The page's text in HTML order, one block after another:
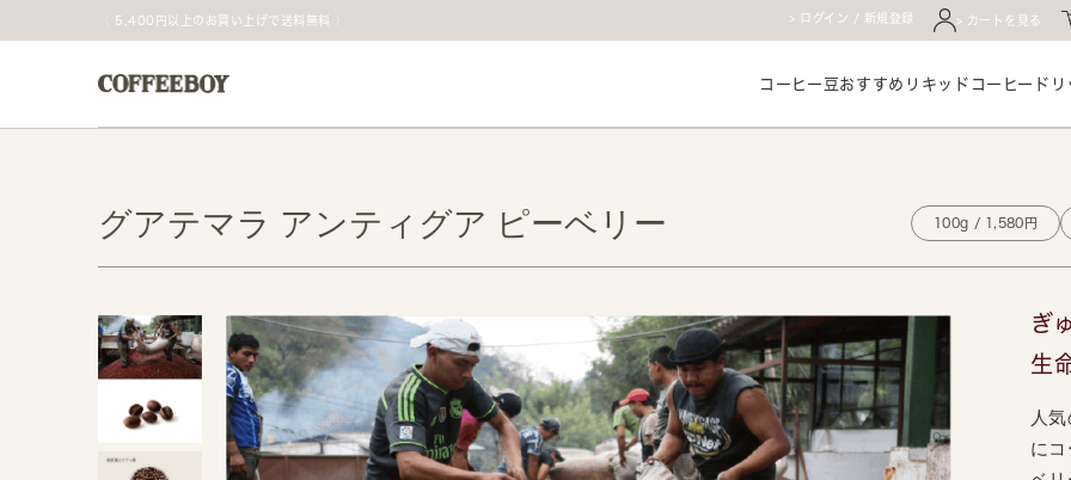
5,400円以上のお買い上げで送料無料 ログイン / 新規登録 カートを見る
コーヒー豆おすすめ リキッドコーヒー ド
グアテマラ アンティグア ピーベリー 100g / 1,580円
ぎ
生
人
に